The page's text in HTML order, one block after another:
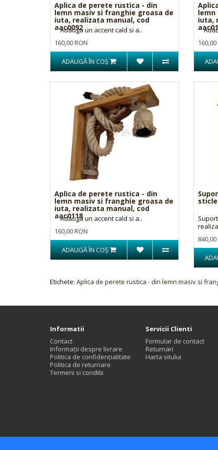
Aplica de perete rustica - din
lemn masiv si franghie groasa de
iuta, realizata manual, cod
aac0092
Adauga un accent cald si a..
160,00 RON
ADAUGĂ ÎN COŞ
lemn
iuta,
160,00
Aplica de perete rustica - din
lemn masiv si franghie groasa de
iuta, realizata manual, cod
aac0118
Adauga un accent cald si a..
160,00 RON
ADAUGĂ ÎN COŞ
sticle
840,00
Etichete: Aplica de perete rustica - din lemn masiv si
Informatii
Contact
Informații despre livrare
Politica de confidențialitate
Politica de returnare
Termeni si conditii
Servicii Clienti
Formular de contact
Returnari
Harta sitului